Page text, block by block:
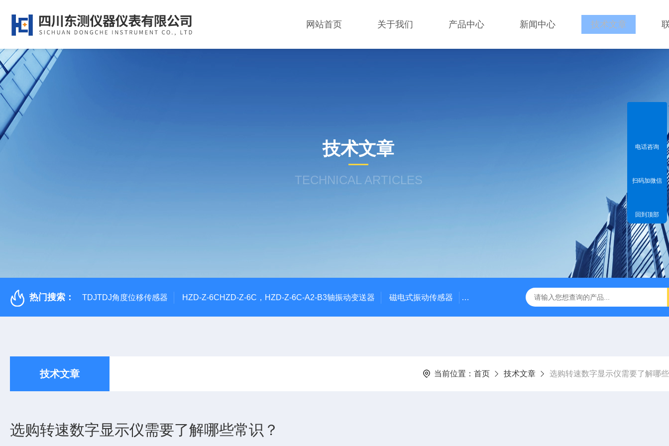
网站首页 关于我们 产品中心 新闻中心 技术文章
技术文章
TECHNICAL ARTICLES
热门搜索： TDJTDJ角度位移传感器 HZD-Z-6CHZD-Z-6C，HZD-Z-6C-A2-B3轴振动变送器 磁电式振动传感器 NE3100电涡流位移传感器 三轴振动传感器 加速度
技术文章 当前位置： 首页 技术文章 选购转速数字显示仪需要了解哪
选购转速数字显示仪需要了解哪些常识？
电话咨询
扫码加微信
回到顶部